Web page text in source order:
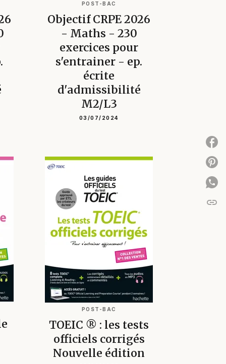
POST-BAC
Objectif CRPE 2026
- Maths - 230
exercices pour
s'entrainer - ep.
écrite
d'admissibilité
M2/L3
03/07/2024
POST-BAC
TOEIC ® : les tests
officiels corrigés
Nouvelle édition
link